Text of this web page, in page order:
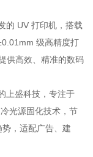
的 UV 打印机，搭载
级高精度打
供高效、精准的数码
上盛科技，专注于
光源固化技术，节
，适配广告、建